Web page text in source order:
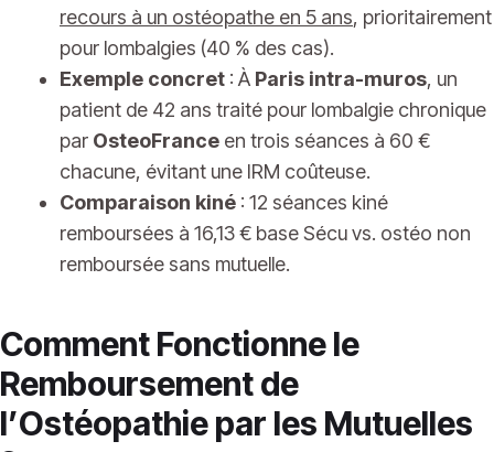
recours à un ostéopathe en 5 ans, prioritairement
pour lombalgies (40 % des cas).
Exemple concret : À Paris intra-muros, un
patient de 42 ans traité pour lombalgie chronique
par OsteoFrance en trois séances à 60 €
chacune, évitant une IRM coûteuse.
Comparaison kiné : 12 séances kiné
remboursées à 16,13 € base Sécu vs. ostéo non
remboursée sans mutuelle.
Comment Fonctionne le
Remboursement de
l’Ostéopathie par les Mutuelles